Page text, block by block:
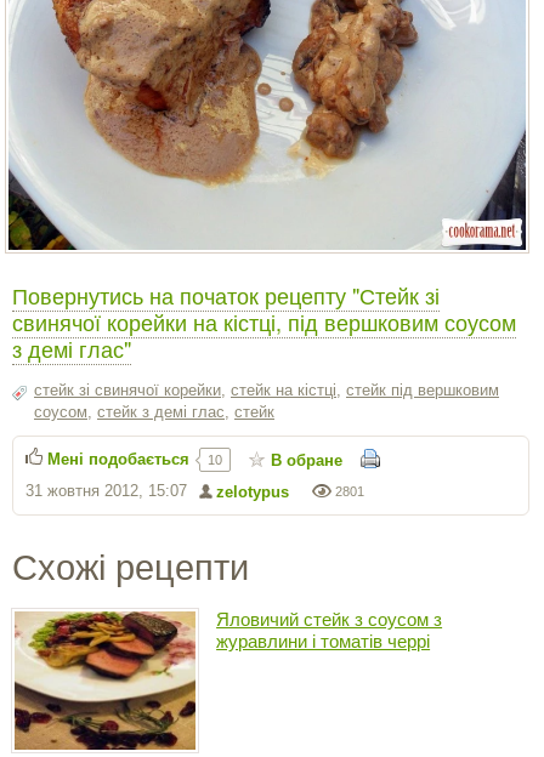
Повернутись на початок рецепту "Стейк зі
свинячої корейки на кістці, під вершковим соусом
з демі глас"
стейк зі свинячої корейки стейк на кістці стейк під вершковим
соусом стейк з демі глас стейк
2801
zelotypus
31 жовтня 2012, 15:07
Мені подобається 10 В обране
Схожі рецепти
Яловичий стейк з соусом з
журавлини і томатів черрі